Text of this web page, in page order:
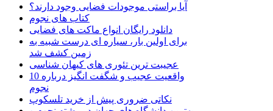
آیا براستی موجودات فضایی وجود دارند؟
کتاب های نجوم
دانلود رایگان انواع ماکت های فضایی
برای اولین بار، سیاره ای درست شبیه به
زمین کشف شد
عجیبت ترین تئوری های کیهان شناسی
10 واقعیت عجیب و شگفت انگیز درباره
نجوم
نکاتی ضروری پیش از خرید تلسکوپ